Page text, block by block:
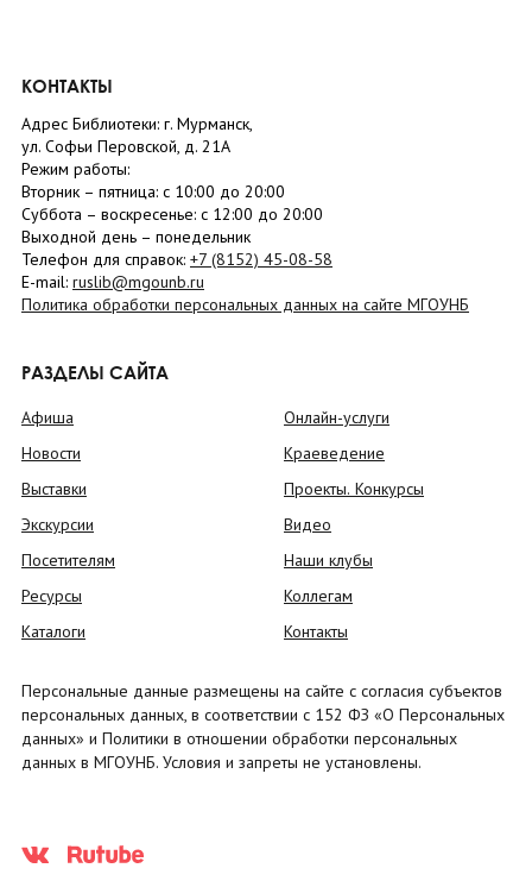
КОНТАКТЫ
Адрес Библиотеки: г. Мурманск,
ул. Софьи Перовской, д. 21А
Режим работы:
Вторник – пятница: с 10:00 до 20:00
Суббота – воскресенье: c 12:00 до 20:00
Выходной день – понедельник
Телефон для справок: +7 (8152) 45-08-58
E-mail: ruslib@mgounb.ru
Политика обработки персональных данных на сайте МГОУНБ
РАЗДЕЛЫ САЙТА
Афиша
Новости
Выставки
Экскурсии
Посетителям
Ресурсы
Каталоги
Онлайн-услуги
Краеведение
Проекты. Конкурсы
Видео
Наши клубы
Коллегам
Контакты
Персональные данные размещены на сайте с согласия субъектов
персональных данных, в соответствии с 152 ФЗ «О Персональных
данных» и Политики в отношении обработки персональных
данных в МГОУНБ. Условия и запреты не установлены.